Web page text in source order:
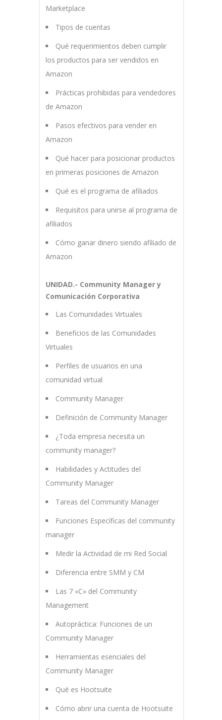
Marketplace
Tipos de cuentas
Qué requerimientos deben cumplir
los productos para ser vendidos en
Amazon
Prácticas prohibidas para vendedores
de Amazon
Pasos efectivos para vender en
Amazon
Qué hacer para posicionar productos
en primeras posiciones de Amazon
Qué es el programa de afiliados
Requisitos para unirse al programa de
afiliados
Cómo ganar dinero siendo afiliado de
Amazon
UNIDAD.- Community Manager y
Comunicación Corporativa
Las Comunidades Virtuales
Beneficios de las Comunidades
Virtuales
Perfiles de usuarios en una
comunidad virtual
Community Manager
Definición de Community Manager
¿Toda empresa necesita un
community manager?
Habilidades y Actitudes del
Community Manager
Tareas del Community Manager
Funciones Específicas del community
manager
Medir la Actividad de mi Red Social
Diferencia entre SMM y CM
Las 7 «C» del Community
Management
Autopráctica: Funciones de un
Community Manager
Herramientas esenciales del
Community Manager
Qué es Hootsuite
Cómo abrir una cuenta de Hootsuite